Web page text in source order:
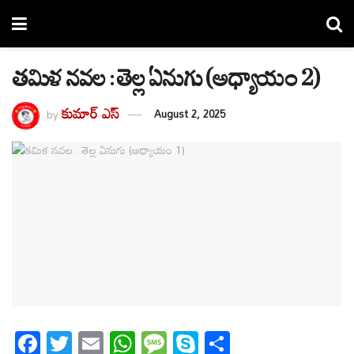
తమిళ నవల : తెల్ల ఏనుగు (అధ్యాయం 2)
byకుమార్ ఎస్ August 2, 2025
F T E W M S